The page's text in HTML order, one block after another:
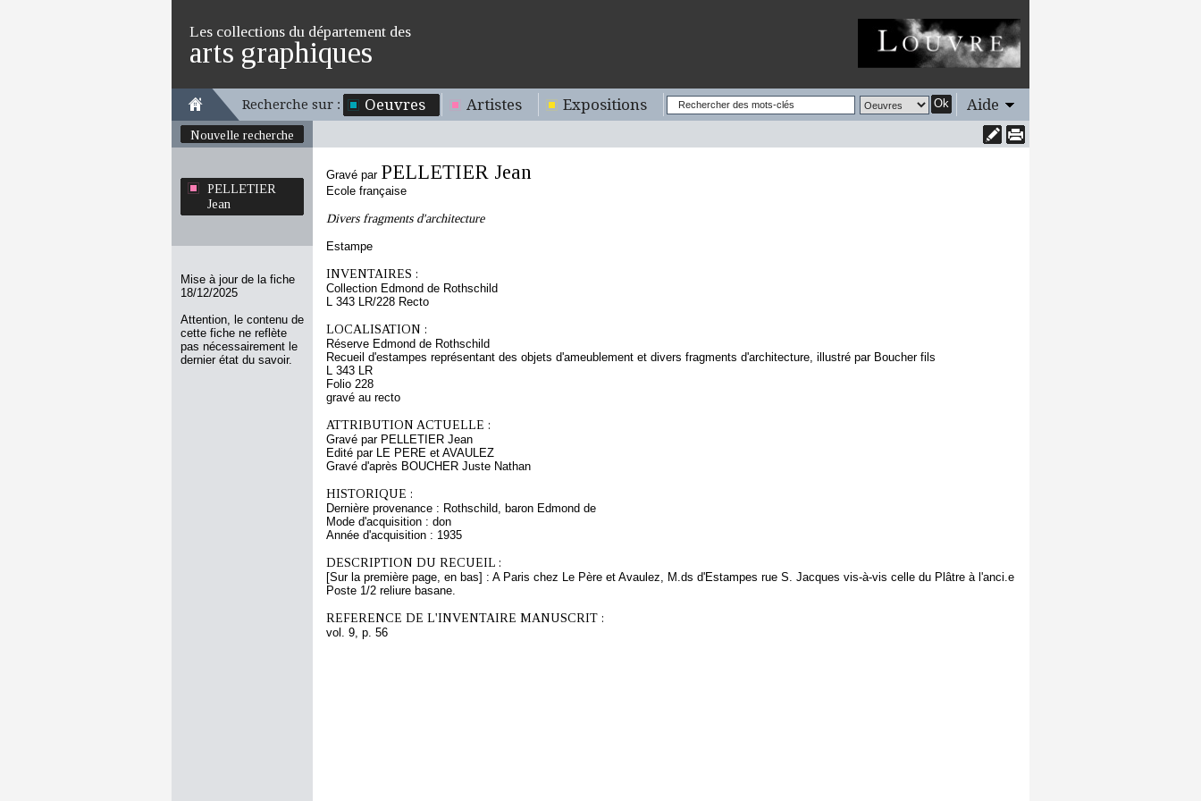
Les collections du département des
arts graphiques
Recherche sur : Oeuvres Artistes Expositions Ok Aide
Nouvelle recherche
PELLETIER
Jean
Mise à jour de la fiche
18/12/2025
Attention, le contenu de
cette fiche ne reflète
pas nécessairement le
dernier état du savoir.
Gravé par PELLETIER Jean
Ecole française
Divers fragments d'architecture
Estampe
INVENTAIRES :
Collection Edmond de Rothschild
L 343 LR/228 Recto
LOCALISATION :
Réserve Edmond de Rothschild
Recueil d'estampes représentant des objets d'ameublement et divers fragments d'architecture, illustré par Boucher fils
L 343 LR
Folio 228
gravé au recto
ATTRIBUTION ACTUELLE :
Gravé par PELLETIER Jean
Edité par LE PERE et AVAULEZ
Gravé d'après BOUCHER Juste Nathan
HISTORIQUE :
Dernière provenance : Rothschild, baron Edmond de
Mode d'acquisition : don
Année d'acquisition : 1935
DESCRIPTION DU RECUEIL :
[Sur la première page, en bas] : A Paris chez Le Père et Avaulez, M.ds d'Estampes rue S. Jacques vis-à-vis celle du Plâtre à l'anci.e
Poste 1/2 reliure basane.
REFERENCE DE L'INVENTAIRE MANUSCRIT :
vol. 9, p. 56